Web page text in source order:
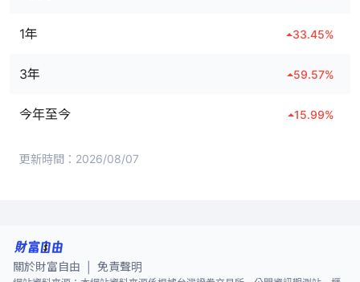
1年 33.45%
3年 59.57%
今年至今 15.99%
更新時間： 2026/08/07
關於財富自由 免責聲明